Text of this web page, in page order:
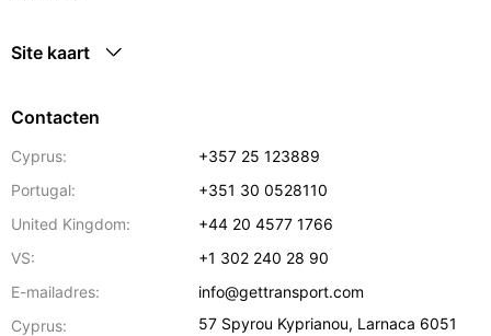
Site kaart
Contacten
Cyprus:
+357 25 123889
Portugal:
+351 30 0528110
United Kingdom:
+44 20 4577 1766
VS:
+1 302 240 28 90
E-mailadres:
info@gettransport.com
Cyprus:
57 Spyrou Kyprianou, Larnaca 6051